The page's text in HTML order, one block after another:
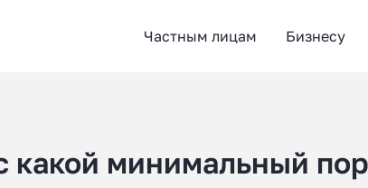
Частным лицам Бизнесу
какой минимальный